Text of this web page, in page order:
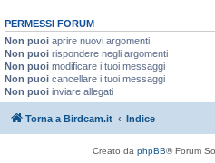
PERMESSI FORUM
Non puoi aprire nuovi argomenti
Non puoi rispondere negli argomenti
Non puoi modificare i tuoi messaggi
Non puoi cancellare i tuoi messaggi
Non puoi inviare allegati
Torna a Birdcam.it Indice
Creato da phpBB® Forum